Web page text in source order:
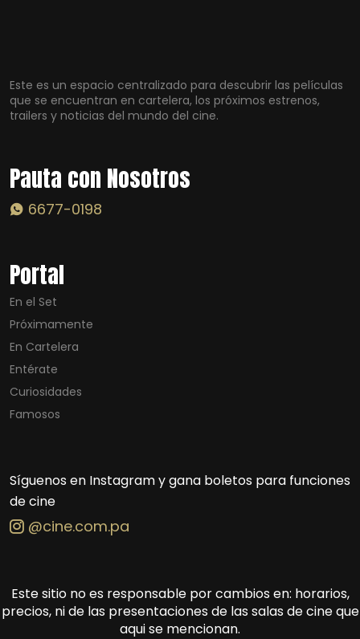
Este es un espacio centralizado para descubrir las películas
que se encuentran en cartelera, los próximos estrenos,
trailers y noticias del mundo del cine.
Pauta con Nosotros
6677-0198
Portal
En el Set
Próximamente
En Cartelera
Entérate
Curiosidades
Famosos
Síguenos en Instagram y gana boletos para funciones
de cine
@cine.com.pa
Este sitio no es responsable por cambios en: horarios,
precios, ni de las presentaciones de las salas de cine que
aqui se mencionan.